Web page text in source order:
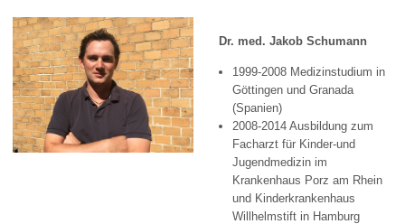
Dr. med. Jakob Schumann
1999-2008 Medizinstudium in
Göttingen und Granada
(Spanien)
2008-2014 Ausbildung zum
Facharzt für Kinder-und
Jugendmedizin im
Krankenhaus Porz am Rhein
und Kinderkrankenhaus
Willhelmstift in Hamburg